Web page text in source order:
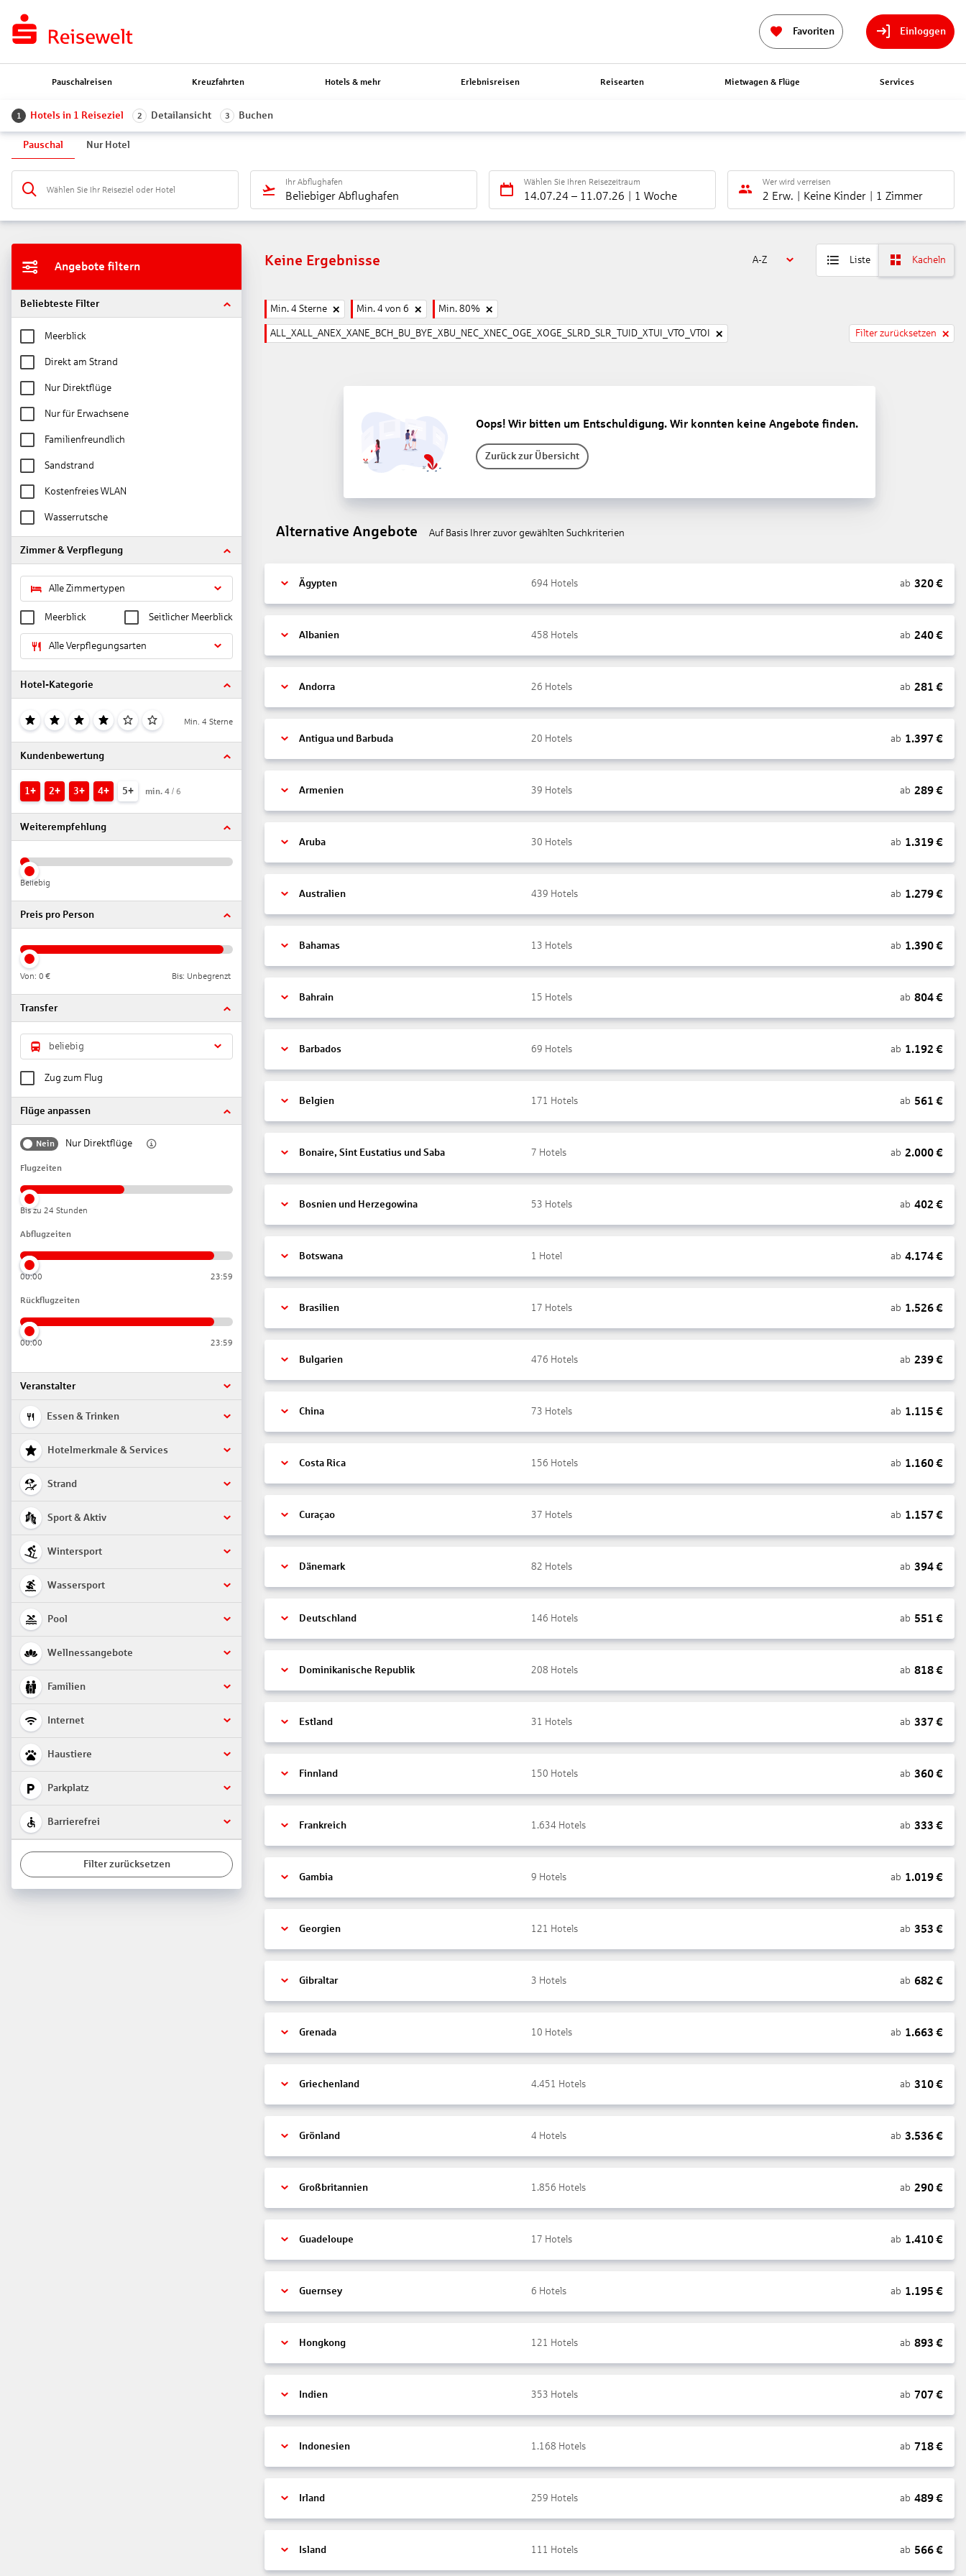
Favoriten Einloggen
Pauschalreisen Kreuzfahrten Hotels & mehr Erlebnisreisen Reisearten Mietwagen & Flüge Services
1 Hotels in 1 Reiseziel 2 Detailansicht 3 Buchen
Pauschal Nur Hotel
Wählen Sie Ihr Reiseziel oder Hotel
Ihr Abflughafen
Beliebiger Abflughafen
Wählen Sie Ihren Reisezeitraum
14.07.24 – 11.07.26 1 Woche
Wer wird verreisen
2 Erw. Keine Kinder 1 Zimmer
Angebote filtern
Beliebteste Filter
Meerblick
Direkt am Strand
Nur Direktflüge
Nur für Erwachsene
Familienfreundlich
Sandstrand
Kostenfreies WLAN
Wasserrutsche
Zimmer & Verpflegung
Alle Zimmertypen
Meerblick Seitlicher Meerblick
Alle Verpflegungsarten
Hotel-Kategorie
Min. 4 Sterne
Kundenbewertung
1+ 2+ 3+ 4+ 5+ min. 4 / 6
Weiterempfehlung
Beliebig
Preis pro Person
Von: 0 € Bis: Unbegrenzt
Transfer
beliebig
Zug zum Flug
Flüge anpassen
Nein Nur Direktflüge
Flugzeiten
Bis zu 24 Stunden
Abflugzeiten
00:00 23:59
Rückflugzeiten
00:00 23:59
Veranstalter
Essen & Trinken
Hotelmerkmale & Services
Strand
Sport & Aktiv
Wintersport
Wassersport
Pool
Wellnessangebote
Familien
Internet
Haustiere
Parkplatz
Barrierefrei
Filter zurücksetzen
Keine Ergebnisse A-Z Liste Kacheln
Min. 4 Sterne Min. 4 von 6 Min. 80%
ALL_XALL_ANEX_XANE_BCH_BU_BYE_XBU_NEC_XNEC_OGE_XOGE_SLRD_SLR_TUID_XTUI_VTO_VTOI Filter zurücksetzen
Oops! Wir bitten um Entschuldigung. Wir konnten keine Angebote finden.
Zurück zur Übersicht
Alternative Angebote Auf Basis Ihrer zuvor gewählten Suchkriterien
Ägypten 694 Hotels ab 320€
Albanien 458 Hotels ab 240€
Andorra 26 Hotels ab 281 €
Antigua und Barbuda 20 Hotels ab 1.397 €
Armenien 39 Hotels ab 289€
Aruba 30 Hotels ab 1.319€
Australien 439 Hotels ab 1.279€
Bahamas 13 Hotels ab 1.390€
Bahrain 15 Hotels ab 804€
Barbados 69 Hotels ab 1.192 €
Belgien 171 Hotels ab 561 €
Bonaire, Sint Eustatius und Saba 7 Hotels ab 2.000€
Bosnien und Herzegowina 53 Hotels ab 402 €
Botswana 1 Hotel ab 4.174€
Brasilien 17 Hotels ab 1.526€
Bulgarien 476 Hotels ab 239€
China 73 Hotels ab 1.115 €
Costa Rica 156 Hotels ab 1.160€
Curaçao 37 Hotels ab 1.157 €
Dänemark 82 Hotels ab 394€
Deutschland 146 Hotels ab 551 €
Dominikanische Republik 208 Hotels ab 818€
Estland 31 Hotels ab 337 €
Finnland 150 Hotels ab 360€
Frankreich 1.634 Hotels ab 333 €
Gambia 9 Hotels ab 1.019€
Georgien 121 Hotels ab 353 €
Gibraltar 3 Hotels ab 682 €
Grenada 10 Hotels ab 1.663 €
Griechenland 4.451 Hotels ab 310€
Grönland 4 Hotels ab 3.536€
Großbritannien 1.856 Hotels ab 290€
Guadeloupe 17 Hotels ab 1.410€
Guernsey 6 Hotels ab 1.195 €
Hongkong 121 Hotels ab 893 €
Indien 353 Hotels ab 707 €
Indonesien 1.168 Hotels ab 718€
Irland 259 Hotels ab 489€
Island 111 Hotels ab 566€